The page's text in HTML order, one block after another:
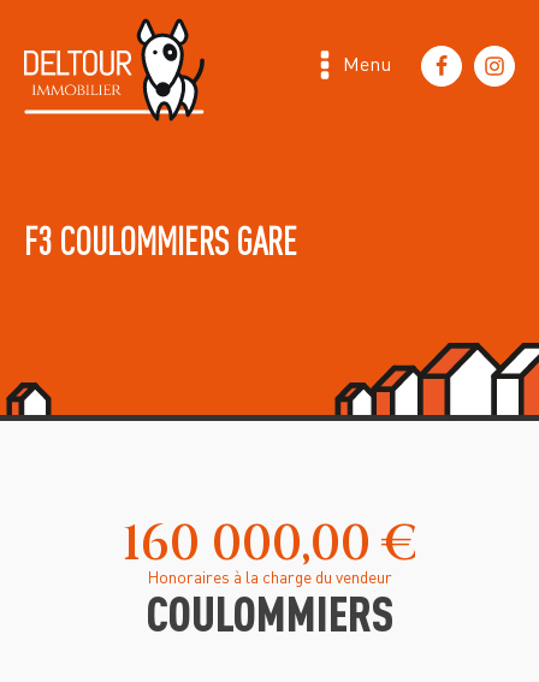
Menu
F3 COULOMMIERS GARE
Honoraires à la charge du vendeur
160 000,00 €
COULOMMIERS